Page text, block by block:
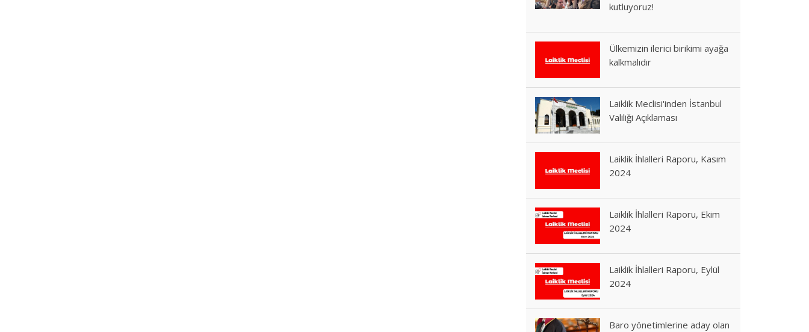
kutluyoruz!
Ülkemizin ilerici birikimi ayağa
kalkmalıdır
Laiklik Meclisi'inden İstanbul
Valiliği Açıklaması
Laiklik İhlalleri Raporu, Kasım
2024
Laiklik İhlalleri Raporu, Ekim
2024
Laiklik İhlalleri Raporu, Eylül
2024
Baro yönetimlerine aday olan